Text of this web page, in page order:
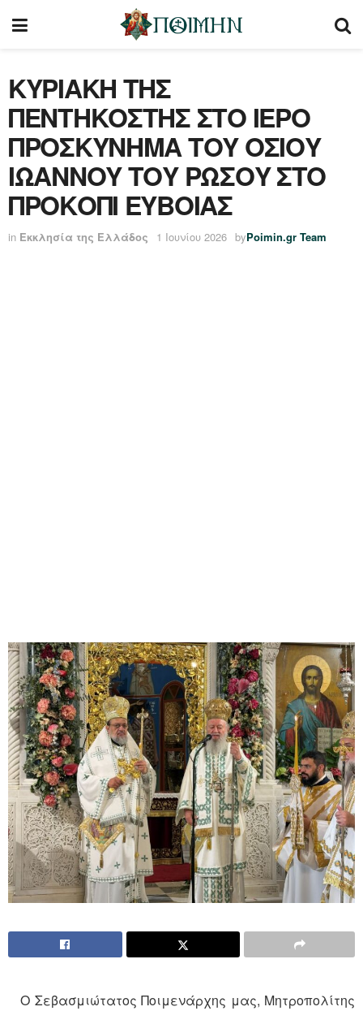
ΚΥΡΙΑΚΗ ΤΗΣ
ΠΕΝΤΗΚΟΣΤΗΣ ΣΤΟ ΙΕΡΟ
ΠΡΟΣΚΥΝΗΜΑ ΤΟΥ ΟΣΙΟΥ
ΙΩΑΝΝΟΥ ΤΟΥ ΡΩΣΟΥ ΣΤΟ
ΠΡΟΚΟΠΙ ΕΥΒΟΙΑΣ
in Εκκλησία της Ελλάδος 1 Ιουνίου 2026 byPoimin.gr Team
Ο Σεβασμιώτατος Ποιμενάρχης μας, Μητροπολίτης